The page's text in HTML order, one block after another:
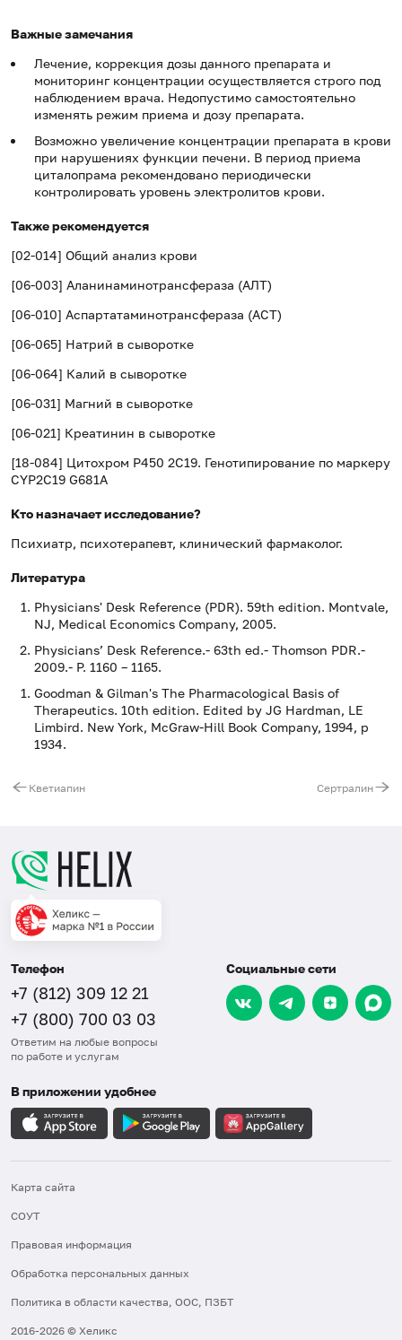
Важные замечания
Лечение, коррекция дозы данного препарата и
мониторинг концентрации осуществляется строго под
наблюдением врача. Недопустимо самостоятельно
изменять режим приема и дозу препарата.
Возможно увеличение концентрации препарата в крови
при нарушениях функции печени. В период приема
циталопрама рекомендовано периодически
контролировать уровень электролитов крови.
Также рекомендуется
[02-014] Общий анализ крови
[06-003] Аланинаминотрансфераза (АЛТ)
[06-010] Аспартатаминотрансфераза (АСТ)
[06-065] Натрий в сыворотке
[06-064] Калий в сыворотке
[06-031] Магний в сыворотке
[06-021] Креатинин в сыворотке
[18-084] Цитохром P450 2C19. Генотипирование по маркеру
CYP2C19 G681A
Кто назначает исследование?
Психиатр, психотерапевт, клинический фармаколог.
Литература
Physicians' Desk Reference (PDR). 59th edition. Montvale,
NJ, Medical Economics Company, 2005.
Physicians’ Desk Reference.- 63th ed.- Thomson PDR.-
2009.- P. 1160 – 1165.
Goodman & Gilman's The Pharmacological Basis of
Therapeutics. 10th edition. Edited by JG Hardman, LE
Limbird. New York, McGraw-Hill Book Company, 1994, p
1934.
Кветиапин Сертралин
Телефон
+7 (812) 309 12 21
+7 (800) 700 03 03
Ответим на любые вопросы
по работе и услугам
Социальные сети
В приложении удобнее
Карта сайта
СОУТ
Правовая информация
Обработка персональных данных
Политика в области качества, ООС, ПЗБТ
2016-2026 © Хеликс